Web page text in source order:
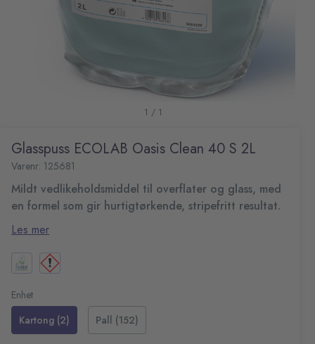
1 / 1
Glasspuss ECOLAB Oasis Clean 40 S 2L
Varenr: 125681
Mildt vedlikeholdsmiddel til overflater og glass, med
en formel som gir hurtigtørkende, stripefritt resultat.
Oasis Clean 40S har nøytral pH og er biologisk
nedbrytbar. Mild mot huden og ømtålige overflater.
pH-verdi: 6,3-7,3
2 liter
H319 Gir alvorlig øyeirritasjon.
Les mer
Enhet
Kartong (2)
Pall (152)